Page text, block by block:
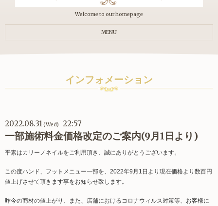
Welcome to our homepage
MENU
インフォメーション
2022.08.31(Wed) 22:57
一部施術料金価格改定のご案内(9月1日より)
平素はカリーノネイルをご利用頂き、誠にありがとうございます。
この度ハンド、フットメニュー一部を、2022年9月1日より現在価格より数百円
値上げさせて頂きます事をお知らせ致します。
昨今の商材の値上がり、また、店舗におけるコロナウィルス対策等、お客様に